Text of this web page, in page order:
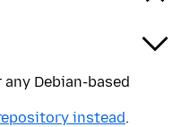
Debian-based
instead.